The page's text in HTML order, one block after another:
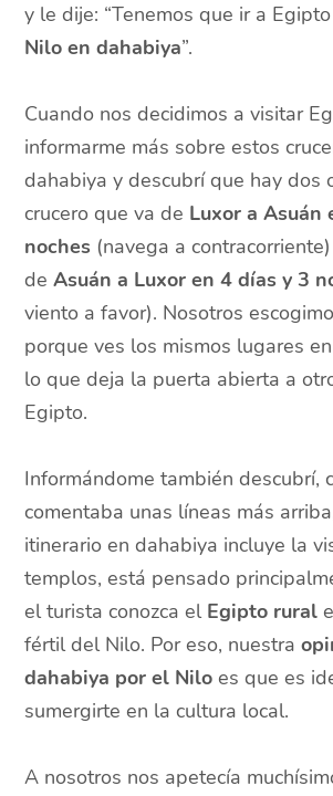
y le dije: “Tenemos que ir a
Nilo en dahabiya”.
Cuando nos decidimos a visitar
informarme más sobre estos
dahabiya y descubrí que hay dos
crucero que va de Luxor a Asuán
noches (navega a
deAsuán a Luxor en 4 días y 3
viento a favor). Nosotros
porque ves los mismos lugares
lo que deja la puerta abierta a
Egipto.
Informándome también descubrí,
comentaba unas líneas más
itinerario en dahabiya incluye la
templos, está pensado
el turista conozca el Egipto rural
fértil del Nilo. Por eso, nuestra
dahabiya por el Nilo es que es
sumergirte en la cultura local.
A nosotros nos apetecía